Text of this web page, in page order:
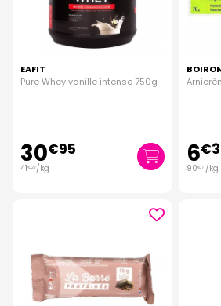
EAFIT
Pure Whey vanille intense 750g
30€95
41€27/kg 6€
90€71/kg